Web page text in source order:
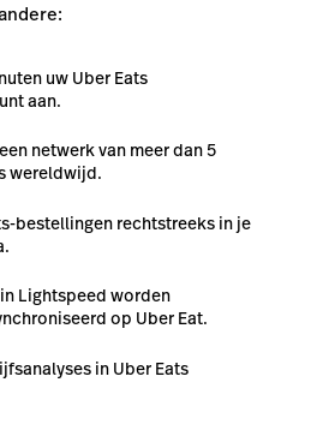
uw Uber Eats
aan.
netwerk van meer dan 5
wereldwijd.
bestellingen rechtstreeks in je
Lightspeed worden
op Uber Eat.
in Uber Eats